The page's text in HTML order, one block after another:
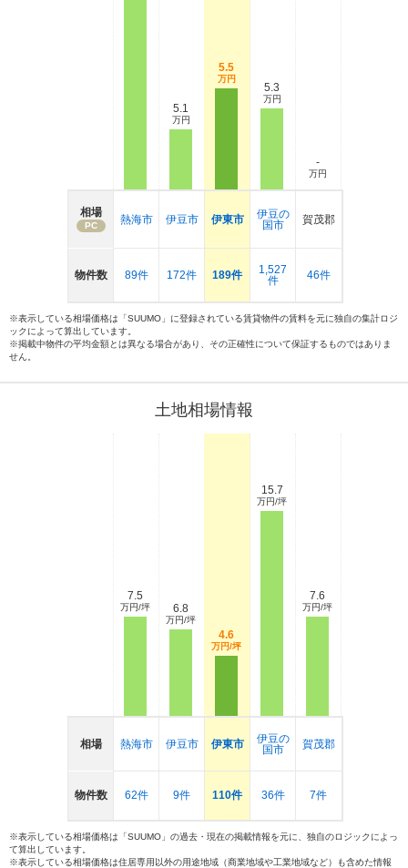
相場
PC
物件数
熱海市
89件
5.1
万円
伊豆市
172件
5.5
万円
伊東市
189件
5.3
万円
伊豆の
国市
1,527
件
-
万円
賀茂郡
46件
※表示している相場価格は「SUUMO」に登録されている賃貸物件の賃料を元に独自の集計ロジ
ックによって算出しています。
※掲載中物件の平均金額とは異なる場合があり、その正確性について保証するものではありま
せん。
土地相場情報
相場
物件数
7.5
万円/坪
熱海市
62件
6.8
万円/坪
伊豆市
9件
4.6
万円/坪
伊東市
110件
15.7
万円/坪
伊豆の
国市
36件
7.6
万円/坪
賀茂郡
7件
※表示している相場価格は「SUUMO」の過去・現在の掲載情報を元に、独自のロジックによっ
て算出しています。
※表示している相場価格は住居専用以外の用途地域（商業地域や工業地域など）も含めた情報